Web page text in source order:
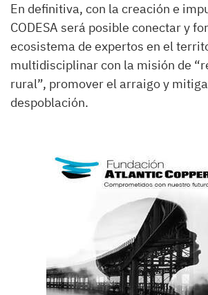
En definitiva, con la creación e
CODESA será posible conectar y
ecosistema de expertos en el
multidisciplinar con la misión de
rural”, promover el arraigo y
despoblación.